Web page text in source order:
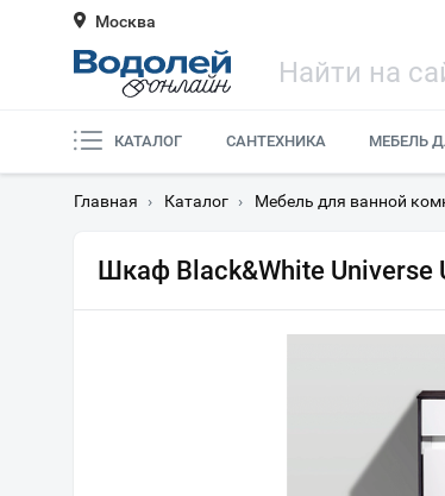
Москва
КАТАЛОГ САНТЕХНИКА МЕБЕЛЬ
Главная › Каталог › Мебель для ванной
Шкаф Black&White Universe